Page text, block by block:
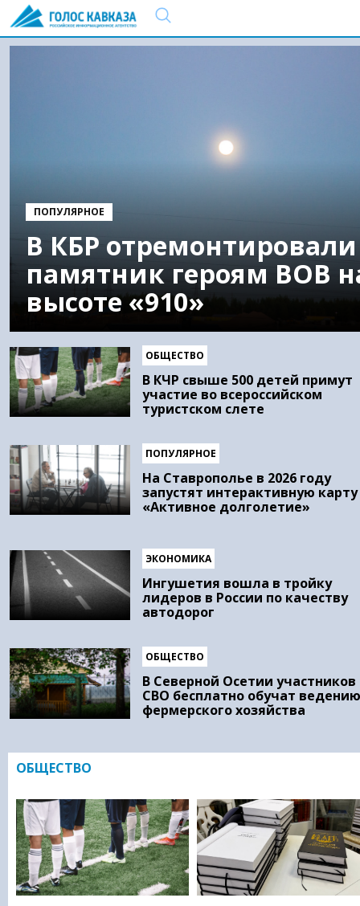
ПОПУЛЯРНОЕ
В КБР отремонтировали
памятник героям ВОВ
высоте «910»
ОБЩЕСТВО
В КЧР свыше 500 детей примут
участие во всероссийском
туристском слете
ПОПУЛЯРНОЕ
На Ставрополье в 2026 году
запустят интерактивную карту
«Активное долголетие»
ЭКОНОМИКА
Ингушетия вошла в тройку
лидеров в России по качеству
автодорог
ОБЩЕСТВО
В Северной Осетии участников
СВО бесплатно обучат
фермерского хозяйства
ОБЩЕСТВО